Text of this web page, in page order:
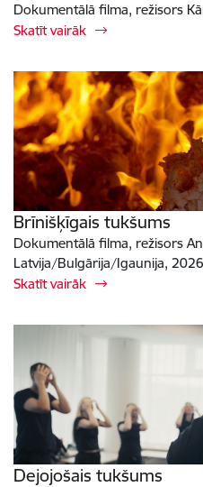
Dokumentālā filma, režisors
Skatīt vairāk
Brīnišķīgais tukšums
Dokumentālā filma, režisors
Latvija/Bulgārija/Igaunija, 2026
Skatīt vairāk
Dejojošais tukšums